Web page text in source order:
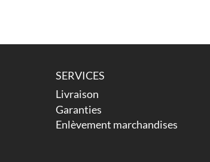
SERVICES
Livraison
Garanties
Enlèvement marchandises